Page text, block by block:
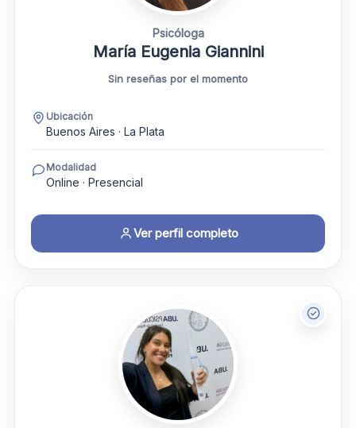
Psicóloga
María Eugenia Giannini
Sin reseñas por el momento
Ubicación
Buenos Aires · La Plata
Modalidad
Online · Presencial
Ver perfil completo